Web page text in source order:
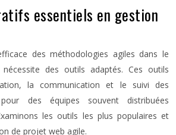
essentiels en gestion
des méthodologies agiles dans le
nécessite des outils adaptés. Ces outils
la communication et le suivi des
des équipes souvent distribuées
les outils les plus populaires et
de projet web agile.